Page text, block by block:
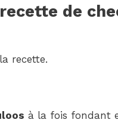
de
recette.
à la fois fondant